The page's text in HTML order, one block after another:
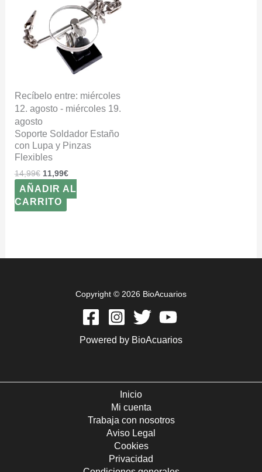
Recíbelo entre: miércoles
12. agosto - miércoles 19.
agosto
Soporte Soldador Estaño
con Lupa y Pinzas
Flexibles
14,99€
14,99€.
11,99€
es:
11,99€.
AÑADIR AL
CARRITO
Copyright © 2026 BioAcuarios
Powered by BioAcuarios
Inicio
Mi cuenta
Trabaja con nosotros
Aviso Legal
Cookies
Privacidad